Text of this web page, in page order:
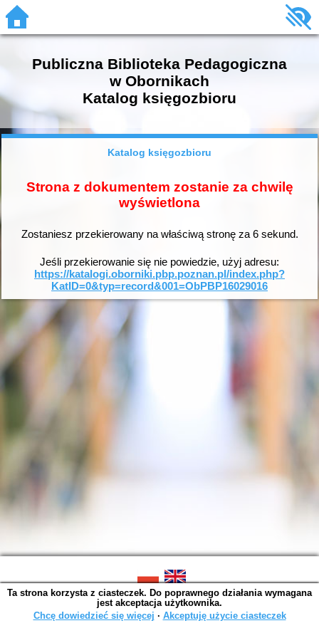
Publiczna Biblioteka Pedagogiczna
w Obornikach
Katalog księgozbioru
Katalog księgozbioru
Strona z dokumentem zostanie za chwilę
wyświetlona
Zostaniesz przekierowany na właściwą stronę za 6sekund.
Jeśli przekierowanie się nie powiedzie, użyj adresu:
https://katalogi.oborniki.pbp.poznan.pl/index.php?
KatID=0&typ=record&001=ObPBP16029016
SOWA OPAC v. 6.11.7 (2026-07-08)
Wygenerowano w 0,0041 s.
Ta strona korzysta z ciasteczek. Do poprawnego działania wymagana
jest akceptacja użytkownika.
Chcę dowiedzieć się więcej ∙ Akceptuję użycie ciasteczek